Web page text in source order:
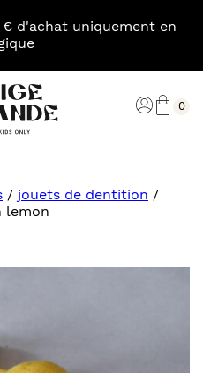
d'achat uniquement en
0
/ jouets de dentition /
lemon